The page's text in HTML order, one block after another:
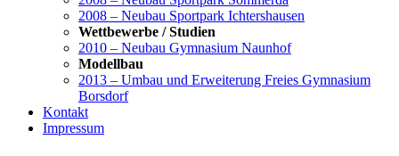
2008 – Neubau Sportpark Ichtershausen
Wettbewerbe / Studien
2010 – Neubau Gymnasium Naunhof
Modellbau
2013 – Umbau und Erweiterung Freies Gymnasium
Borsdorf
Kontakt
Impressum